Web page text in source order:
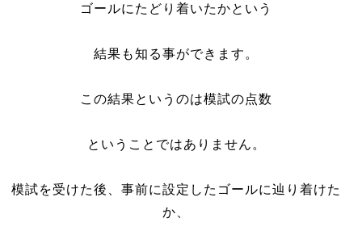
ゴールにたどり着いたかという
結果も知る事ができます。
この結果というのは模試の点数
ということではありません。
模試を受けた後、事前に設定したゴールに辿り着けた
か、